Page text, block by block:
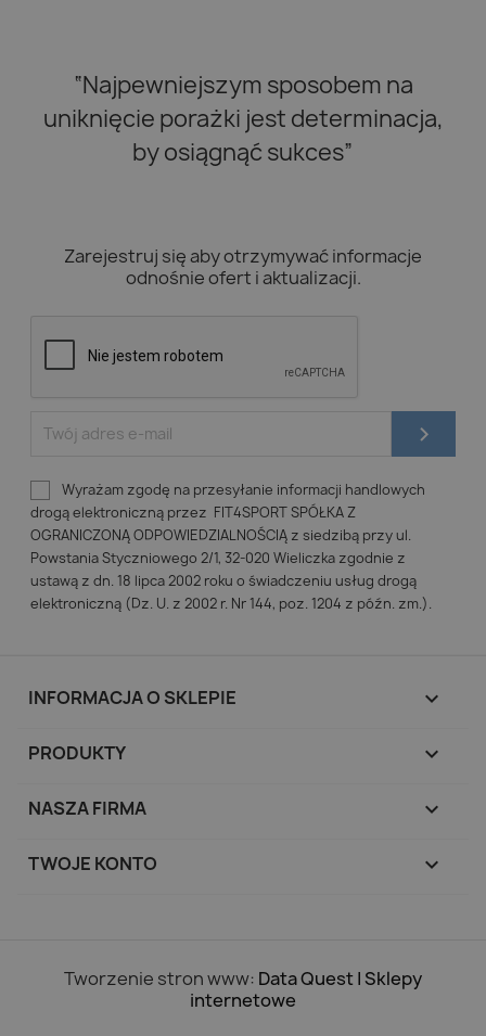
“Najpewniejszym sposobem na
uniknięcie porażki jest determinacja,
by osiągnąć sukces”
Zarejestruj się aby otrzymywać informacje
odnośnie ofert i aktualizacji.
Wyrażam zgodę na przesyłanie informacji handlowych
drogą elektroniczną przez FIT4SPORT SPÓŁKA Z
OGRANICZONĄ ODPOWIEDZIALNOŚCIĄ z siedzibą przy ul.
Powstania Styczniowego 2/1, 32-020 Wieliczka zgodnie z
ustawą z dn. 18 lipca 2002 roku o świadczeniu usług drogą
elektroniczną (Dz. U. z 2002 r. Nr 144, poz. 1204 z późn. zm.).
INFORMACJA O SKLEPIE keyboard_arrow_down
PRODUKTY 
NASZA FIRMA 
TWOJE KONTO 
Tworzenie stron www: Data Quest | Sklepy
internetowe